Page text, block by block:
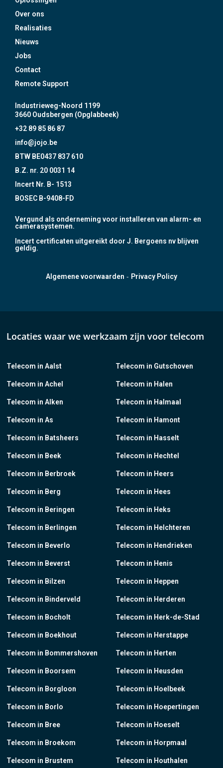
Over ons
Realisaties
Nieuws
Jobs
Contact
Remote Support
Industrieweg-Noord 1199
3660 Oudsbergen (Opglabbeek)
+32 89 85 86 87
info@jojo.be
BTW BE0437 837 610
B.Z. nr. 20 0031 14
Incert Nr. B- 1513
BOSEC B-9408-FD
Vergund als onderneming voor installeren van alarm- en
camerasystemen.
Incert certificaten uitgereikt door J. Bergoens nv blijven
geldig.
Algemene voorwaarden - Privacy Policy
Locaties waar we werkzaam zijn voor telecom
Telecom in Aalst
Telecom in Achel
Telecom in Alken
Telecom in As
Telecom in Batsheers
Telecom in Beek
Telecom in Berbroek
Telecom in Berg
Telecom in Beringen
Telecom in Berlingen
Telecom in Beverlo
Telecom in Beverst
Telecom in Bilzen
Telecom in Binderveld
Telecom in Bocholt
Telecom in Boekhout
Telecom in Bommershoven
Telecom in Boorsem
Telecom in Borgloon
Telecom in Borlo
Telecom in Bree
Telecom in Broekom
Telecom in Brustem
Telecom in Gutschoven
Telecom in Halen
Telecom in Halmaal
Telecom in Hamont
Telecom in Hasselt
Telecom in Hechtel
Telecom in Heers
Telecom in Hees
Telecom in Heks
Telecom in Helchteren
Telecom in Hendrieken
Telecom in Henis
Telecom in Heppen
Telecom in Herderen
Telecom in Herk-de-Stad
Telecom in Herstappe
Telecom in Herten
Telecom in Heusden
Telecom in Hoelbeek
Telecom in Hoepertingen
Telecom in Hoeselt
Telecom in Horpmaal
Telecom in Houthalen